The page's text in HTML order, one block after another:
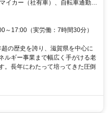
～17:00（実労働：7時間30分）
の歴史を誇り、滋賀県を中心に
ルギー事業まで幅広く手がける老
。長年にわたって培ってきた圧倒